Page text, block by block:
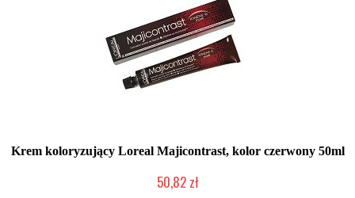
Krem koloryzujący Loreal Majicontrast, kolor czerwony 50ml
50,82 zł